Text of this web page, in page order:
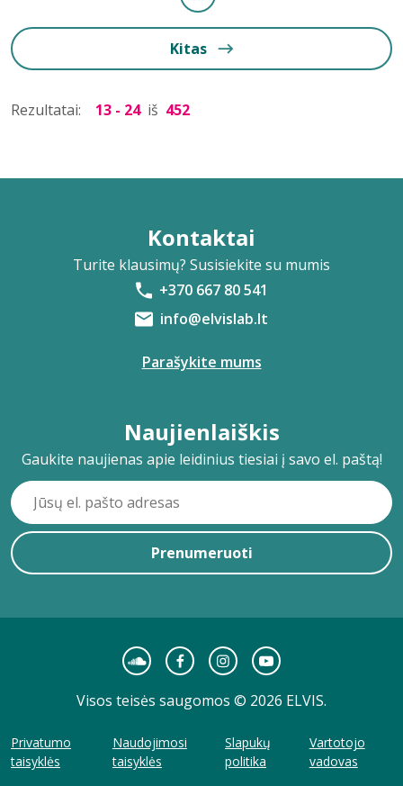
Kitas
Rezultatai: 13 - 24 iš 452
Kontaktai
Turite klausimų? Susisiekite su mumis
+370 667 80 541
info@elvislab.lt
Parašykite mums
Naujienlaiškis
Gaukite naujienas apie leidinius tiesiai į savo el. paštą!
Prenumeruoti
Visos teisės saugomos © 2026 ELVIS.
Privatumo
taisyklės
Naudojimosi
taisyklės
Slapukų
politika
Vartotojo
vadovas